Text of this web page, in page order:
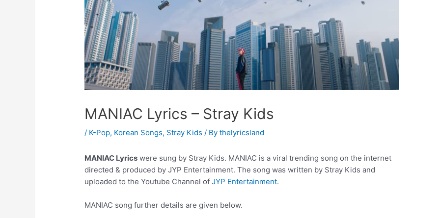
MANIAC Lyrics – Stray Kids
/ K-Pop, Korean Songs, Stray Kids / Bythelyricsland
MANIAC Lyrics were sung by Stray Kids. MANIAC is a viral trending song on the internet
directed & produced by JYP Entertainment. The song was written by Stray Kids and
uploaded to the Youtube Channel ofJYP Entertainment.
MANIAC song further details are given below.